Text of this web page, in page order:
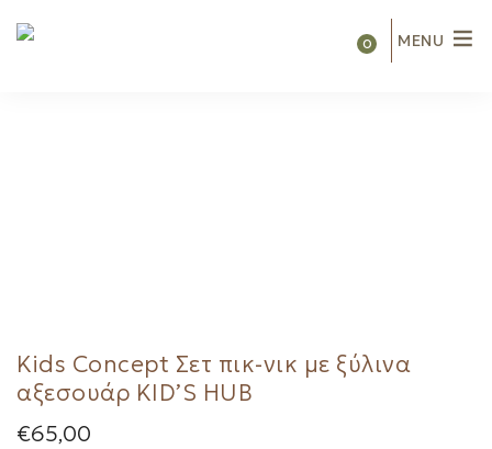
MENU
0
Kids Concept Σετ πικ-νικ με ξύλινα
αξεσουάρ KID’S HUB
€65,00